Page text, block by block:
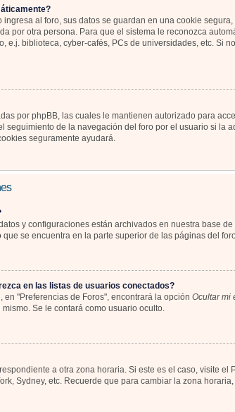
al foro, sus datos se guardan en una cookie
por otra persona. Para que el sistema le reconozca
e.j. biblioteca, cyber-cafés, PCs de universidades, etc. Si
por phpBB, las cuales le mantienen autorizado para
seguimiento de la navegación del foro por el usuario si la
seguramente ayudará.
y configuraciones están archivados en nuestra base
se encuentra en la parte superior de las páginas del
en las listas de usuarios conectados?
"Preferencias de Foros", encontrará la opción Ocultar mi
Se le contará como usuario oculto.
a otra zona horaria. Si este es el caso, visite
Sydney, etc. Recuerde que para cambiar la zona